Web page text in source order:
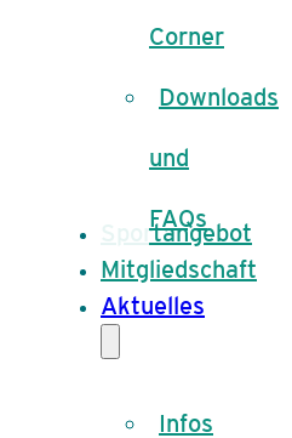
Corner
Downloads
und
FAQs
Sportangebot
Mitgliedschaft
Aktuelles
Infos